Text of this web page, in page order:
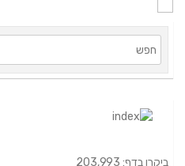
ביקרו בדף: 203,993